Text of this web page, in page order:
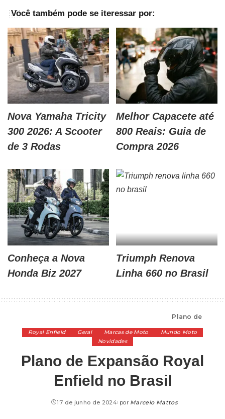
Você também pode se iteressar por:
Nova Yamaha Tricity
300 2026: A Scooter
de 3 Rodas
Melhor Capacete até
800 Reais: Guia de
Compra 2026
Conheça a Nova
Honda Biz 2027
Triumph Renova
Linha 660 no Brasil
Plano de Expansão Royal Enfield no Brasil
Royal Enfield Geral Marcas de Moto
Mundo Moto
Novidades
Plano de Expansão Royal
Enfield no Brasil
17 de junho de 2024 por Marcelo Mattos